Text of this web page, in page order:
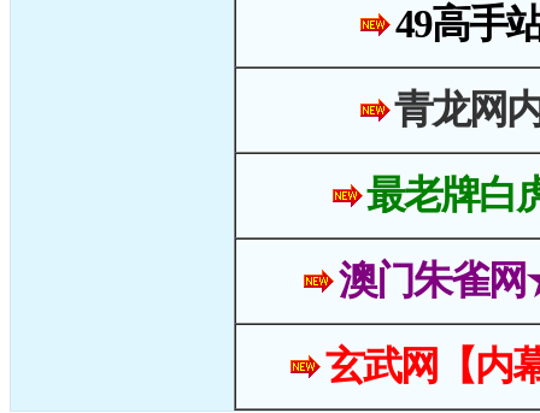
49高手
青龙网
最老牌白
澳门朱雀
玄武网【内